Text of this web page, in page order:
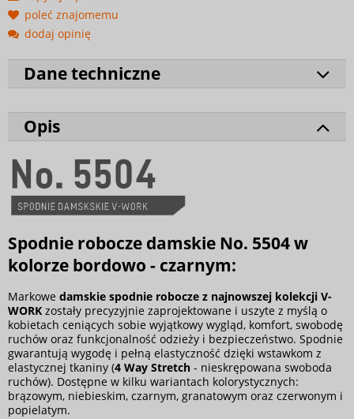
poleć znajomemu
dodaj opinię
Dane techniczne
Opis
Spodnie robocze damskie No. 5504 w
kolorze bordowo - czarnym:
Markowe damskie spodnie robocze z najnowszej kolekcji V-
WORK zostały precyzyjnie zaprojektowane i uszyte z myślą o
kobietach ceniących sobie wyjątkowy wygląd, komfort, swobodę
ruchów oraz funkcjonalność odzieży i bezpieczeństwo. Spodnie
gwarantują wygodę i pełną elastyczność dzięki wstawkom z
elastycznej tkaniny (4 Way Stretch - nieskrępowana swoboda
ruchów). Dostępne w kilku wariantach kolorystycznych:
brązowym, niebieskim, czarnym, granatowym oraz czerwonym i
popielatym.